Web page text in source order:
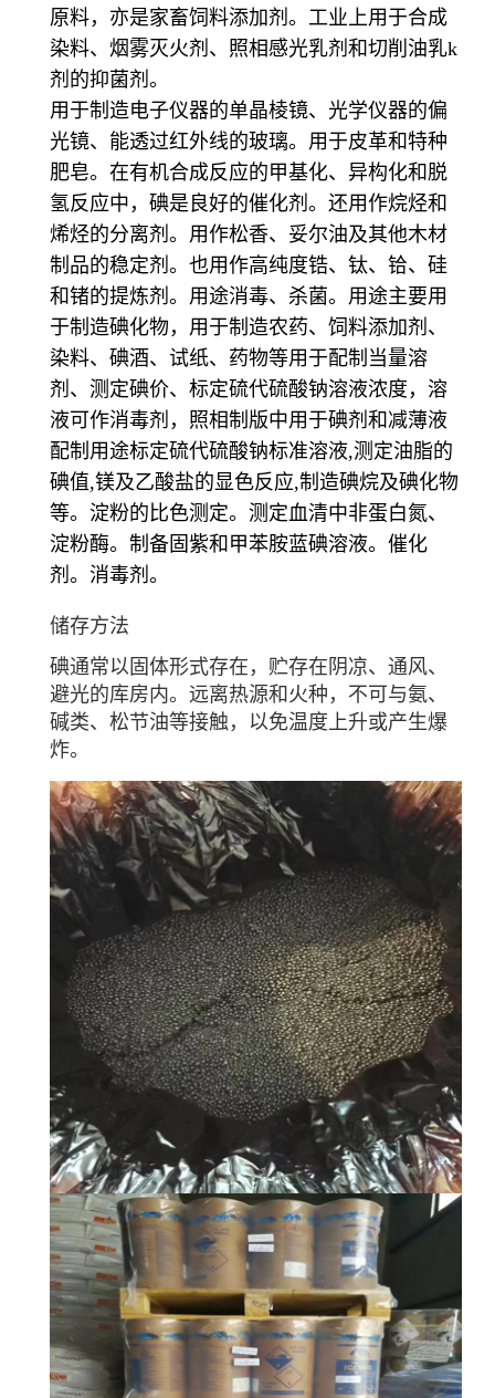
原料，亦是家畜饲料添加剂。工业上用于合成
染料、烟雾灭火剂、照相感光乳剂和切削油乳k
剂的抑菌剂。
用于制造电子仪器的单晶棱镜、光学仪器的偏
光镜、能透过红外线的玻璃。用于皮革和特种
肥皂。在有机合成反应的甲基化、异构化和脱
氢反应中，碘是良好的催化剂。还用作烷烃和
烯烃的分离剂。用作松香、妥尔油及其他木材
制品的稳定剂。也用作高纯度锆、钛、铪、硅
和锗的提炼剂。用途消毒、杀菌。用途主要用
于制造碘化物，用于制造农药、饲料添加剂、
染料、碘酒、试纸、药物等用于配制当量溶
剂、测定碘价、标定硫代硫酸钠溶液浓度，溶
液可作消毒剂，照相制版中用于碘剂和减薄液
配制用途标定硫代硫酸钠标准溶液,测定油脂的
碘值,镁及乙酸盐的显色反应,制造碘烷及碘化物
等。淀粉的比色测定。测定血清中非蛋白氮、
淀粉酶。制备固紫和甲苯胺蓝碘溶液。催化
剂。消毒剂。
储存方法
碘通常以固体形式存在，贮存在阴凉、通风、
避光的库房内。远离热源和火种，不可与氨、
碱类、松节油等接触，以免温度上升或产生爆
炸。